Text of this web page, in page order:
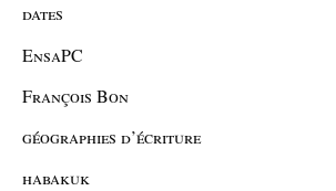
dates
EnsaPC
François Bon
géographies d’écriture
habakuk